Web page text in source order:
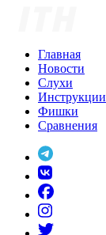
Главная
Новости
Слухи
Инструкции
Фишки
Сравнения